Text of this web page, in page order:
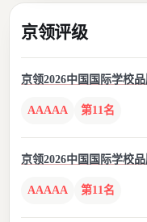
京领评级
京领2026中国国际学校
AAAAA 第11名
京领2026中国国际学校
AAAAA 第11名